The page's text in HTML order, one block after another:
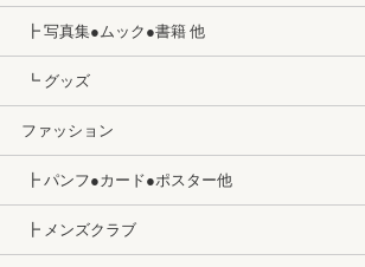
┣ 写真集●ムック●書籍 他
┗ グッズ
ファッション
┣ パンフ●カード●ポスター他
┣ メンズクラブ